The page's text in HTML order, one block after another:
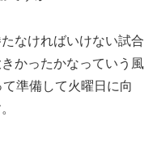
なければいけない試合
かったかなっていう風
準備して火曜日に向